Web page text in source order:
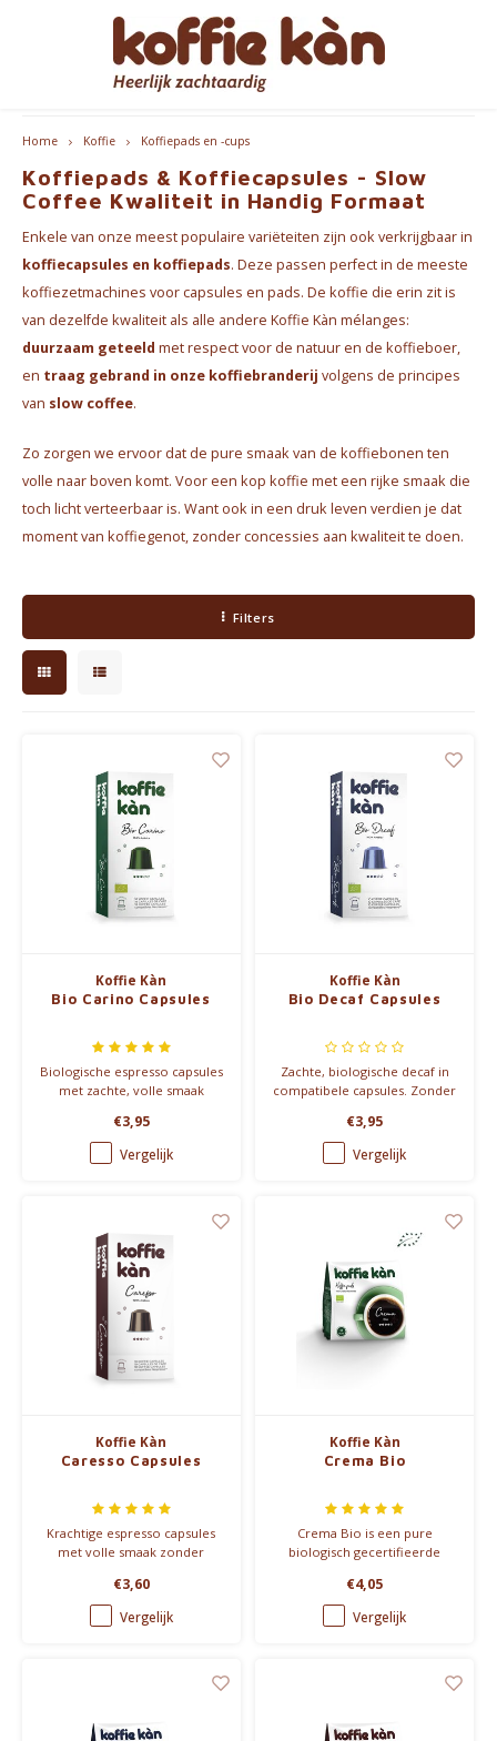
Hoofdmenu / koffie
Koffie - Bonen & Gemalen
Koffiepads en -cups
Koffie accessoires
Koffie Abonnementen
Hoofdmenu / thee
Thee
Chai
Thee Accessoires
Hoofdmenu / bekers
Take Away Bekers
Koffie- en theekopjes
Hoofdmenu / accessoires
Koffiezetapparaten
Jura Onderhoudsproducten
Home Barista Tools
Koffiefilterhouders
Koffiemolens
Thermosflessen
Waterkokers
Boeken
Ontbijt en Lunch
Outdoor accessoires
Hoofdmenu / cadeautips
Voor HAAR
voor HEM
Geschenkpakketten
Leuk om cadeau te geven
Everything Pink
Hoofdmenu
Nederlands
English
Français
gratis levering vanaf 60€ - B/NL
Home Koffie Koffiepads en -cups
Koffiepads & Koffiecapsules - Slow
Coffee Kwaliteit in Handig Formaat
Enkele van onze meest populaire variëteiten zijn ook verkrijgbaar in
koffiecapsules en koffiepads. Deze passen perfect in de meeste
koffiezetmachines voor capsules en pads. De koffie die erin zit is
van dezelfde kwaliteit als alle andere Koffie Kàn mélanges:
duurzaam geteeld met respect voor de natuur en de koffieboer,
en traag gebrand in onze koffiebranderij volgens de principes
van slow coffee.
Zo zorgen we ervoor dat de pure smaak van de koffiebonen ten
volle naar boven komt. Voor een kop koffie met een rijke smaak die
toch licht verteerbaar is. Want ook in een druk leven verdien je dat
moment van koffiegenot, zonder concessies aan kwaliteit te doen.
Filters
Koffie Kàn
Bio Carino Capsules
Biologische espresso capsules
met zachte, volle smaak
10 aluminium capsules,
compatibel met Nespresso®.
€3,95
Vergelijk
Koffie Kàn
Bio Decaf Capsules
Zachte, biologische decaf in
compatibele capsules. Zonder
Ideaal voor Lungo én
Espresso.
€3,95
Vergelijk
Koffie Kàn
Caresso Capsules
Krachtige espresso capsules
met volle smaak zonder
aluminium capsules,
compatibel met Nespresso®.
€3,60
Vergelijk
Koffie Kàn
Crema Bio
Crema Bio is een pure
biologisch gecertifieerde
en compleet van smaak.
€4,05
Vergelijk